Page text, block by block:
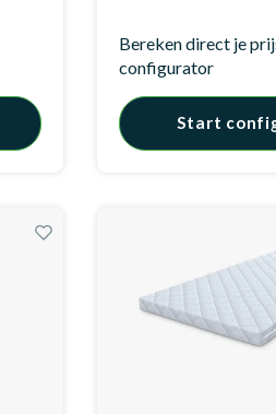
Bereken direct je
configurator
Start